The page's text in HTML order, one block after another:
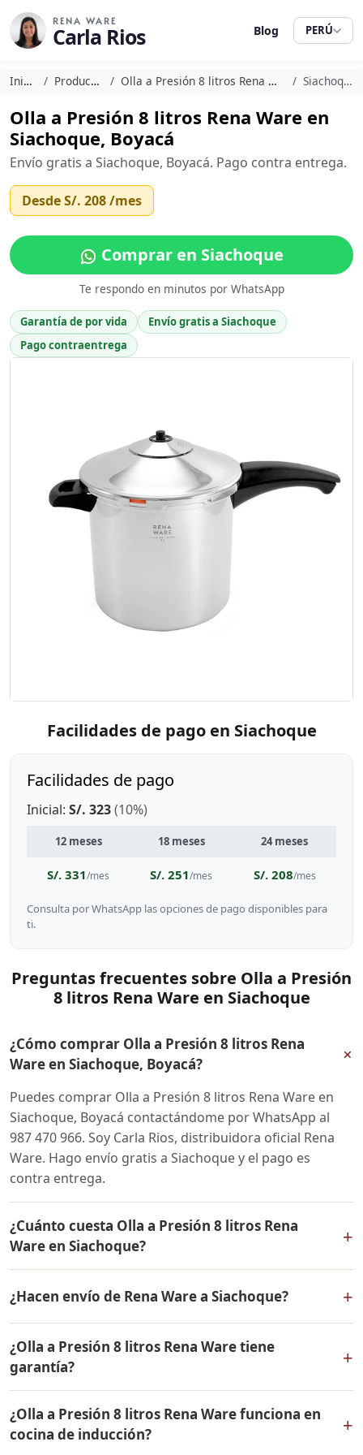
RENA WARE
Carla Rios Blog PERÚ
Inicio Productos Olla a Presión 8 litros Rena Ware Siachoque
Olla a Presión 8 litros Rena Ware en
Siachoque, Boyacá
Envío gratis a Siachoque, Boyacá. Pago contra entrega.
DesdeS/. 208/mes
Comprar en Siachoque
Te respondo en minutos por WhatsApp
Garantía de por vida
Envío gratis a Siachoque
Pago contraentrega
Facilidades de pago en Siachoque
Facilidades de pago
Inicial: S/. 323(10%)
12 meses 18 meses 24 meses
S/. 331/mes S/. 251/mes S/. 208/mes
Consulta por WhatsApp las opciones de pago disponibles para
ti.
Preguntas frecuentes sobre Olla a Presión
8 litros Rena Ware en Siachoque
¿Cómo comprar Olla a Presión 8 litros Rena
Ware en Siachoque, Boyacá?
+
Puedes comprar Olla a Presión 8 litros Rena Ware en
Siachoque, Boyacá contactándome por WhatsApp al
987 470 966. Soy Carla Rios, distribuidora oficial Rena
Ware. Hago envío gratis a Siachoque y el pago es
contra entrega.
¿Cuánto cuesta Olla a Presión 8 litros Rena
Ware en Siachoque?
+
mismo en todo Colombia. Contáctame por WhatsApp
para conocer el precio actual, promociones disponibles
y facilidades de pago en cuotas desde el 10% de inicial.
¿Hacen envío de Rena Ware a Siachoque? +
Ware a Siachoque, Boyacá y a todo Colombia. El pago es
contra entrega.
¿Olla a Presión 8 litros Rena Ware tiene
garantía?
+
por vida contra defectos de fabricación. Todos los
productos Rena Ware están fabricados en acero
¿Olla a Presión 8 litros Rena Ware funciona en
cocina de inducción?
+